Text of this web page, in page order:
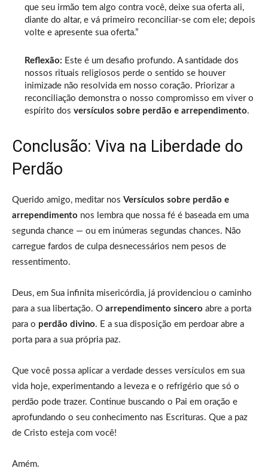
que seu irmão tem algo contra você, deixe sua oferta ali,
diante do altar, e vá primeiro reconciliar-se com ele; depois
volte e apresente sua oferta.”
Reflexão: Este é um desafio profundo. A santidade dos
nossos rituais religiosos perde o sentido se houver
inimizade não resolvida em nosso coração. Priorizar a
reconciliação demonstra o nosso compromisso em viver o
espírito dos versículos sobre perdão e arrependimento.
Conclusão: Viva na Liberdade do
Perdão
Querido amigo, meditar nos Versículos sobre perdão e
arrependimento nos lembra que nossa fé é baseada em uma
segunda chance — ou em inúmeras segundas chances. Não
carregue fardos de culpa desnecessários nem pesos de
ressentimento.
Deus, em Sua infinita misericórdia, já providenciou o caminho
para a sua libertação. O arrependimento sincero abre a porta
para o perdão divino. E a sua disposição em perdoar abre a
porta para a sua própria paz.
Que você possa aplicar a verdade desses versículos em sua
vida hoje, experimentando a leveza e o refrigério que só o
perdão pode trazer. Continue buscando o Pai em oração e
aprofundando o seu conhecimento nas Escrituras. Que a paz
de Cristo esteja com você!
Amém.